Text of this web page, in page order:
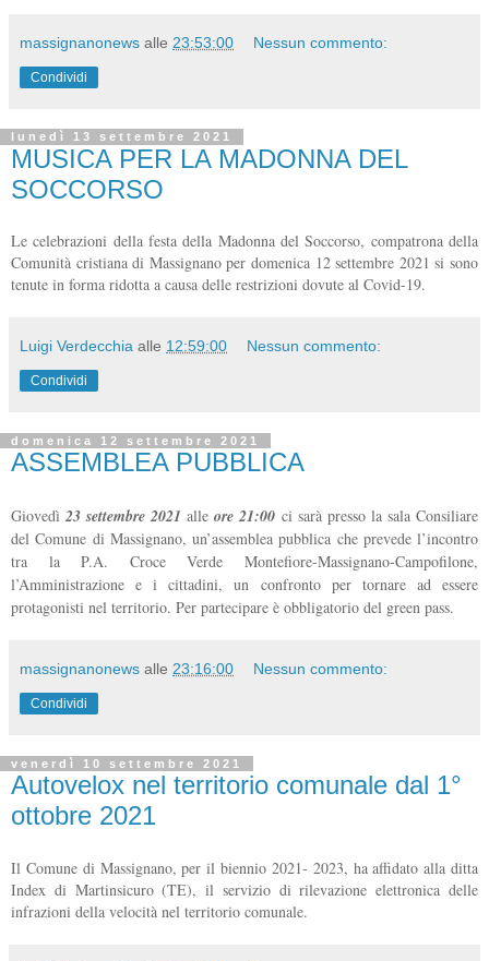
massignanonews alle 23:53:00 Nessun commento:
Condividi
lunedì 13 settembre 2021
MUSICA PER LA MADONNA DEL
SOCCORSO
Le celebrazioni della festa della Madonna del Soccorso, compatrona della
Comunità cristiana di Massignano per domenica 12 settembre 2021 si sono
tenute in forma ridotta a causa delle restrizioni dovute al Covid-19.
Luigi Verdecchia alle 12:59:00 Nessun commento:
Condividi
domenica 12 settembre 2021
ASSEMBLEA PUBBLICA
Giovedì23 settembre 2021 alle ore 21:00 ci sarà presso la sala Consiliare
del Comune di Massignano, un’assemblea pubblica che prevede l’incontro
tra la P.A. Croce Verde Montefiore-Massignano-Campofilone,
l’Amministrazione e i cittadini, un confronto per tornare ad essere
protagonisti nel territorio. Per partecipare è obbligatorio del green pass.
massignanonews alle 23:16:00 Nessun commento:
Condividi
venerdì 10 settembre 2021
Autovelox nel territorio comunale dal 1°
ottobre 2021
Il Comune di Massignano, per il biennio 2021- 2023, ha affidato alla ditta
Index di Martinsicuro (TE), il servizio di rilevazione elettronica delle
infrazioni della velocità nel territorio comunale.